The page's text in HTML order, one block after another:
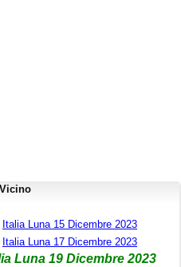
Italia Luna 15 Dicembre 2023
Italia Luna 17 Dicembre 2023
Luna 19 Dicembre 2023